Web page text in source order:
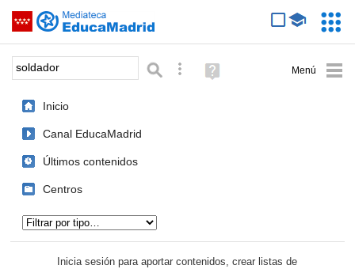
Saltar navegación
Palabra o frase: Búsqueda avanzada
Ayuda
(en
Inicio
Canal EducaMadrid
Últimos contenidos
Centros
Inicia sesión para aportar contenidos, crear listas de